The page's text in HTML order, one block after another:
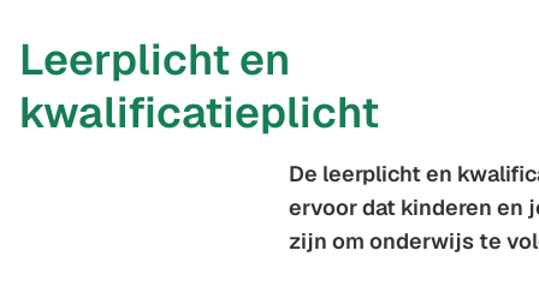
Leerplicht en
kwalificatieplicht
De leerplicht en
ervoor dat kinderen en
zijn om onderwijs te